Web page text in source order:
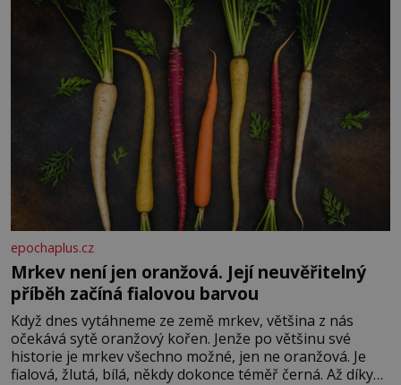
epochaplus.cz
Mrkev není jen oranžová. Její neuvěřitelný
příběh začíná fialovou barvou
Když dnes vytáhneme ze země mrkev, většina z nás
očekává sytě oranžový kořen. Jenže po většinu své
historie je mrkev všechno možné, jen ne oranžová. Je
fialová, žlutá, bílá, někdy dokonce téměř černá. Až díky